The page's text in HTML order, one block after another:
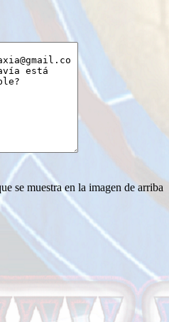
se muestra en la imagen de arriba